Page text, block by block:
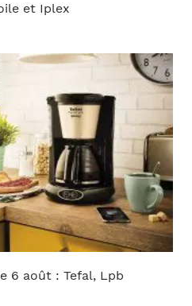
et Iplex
6 août : Tefal, Lpb